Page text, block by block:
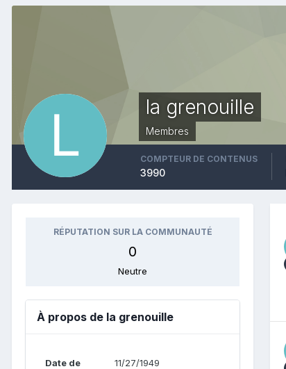
la grenouille
Membres
COMPTEUR DE CONTENUS
3990
RÉPUTATION SUR LA COMMUNAUTÉ
0
Neutre
À propos de la grenouille
Date de
11/27/1949